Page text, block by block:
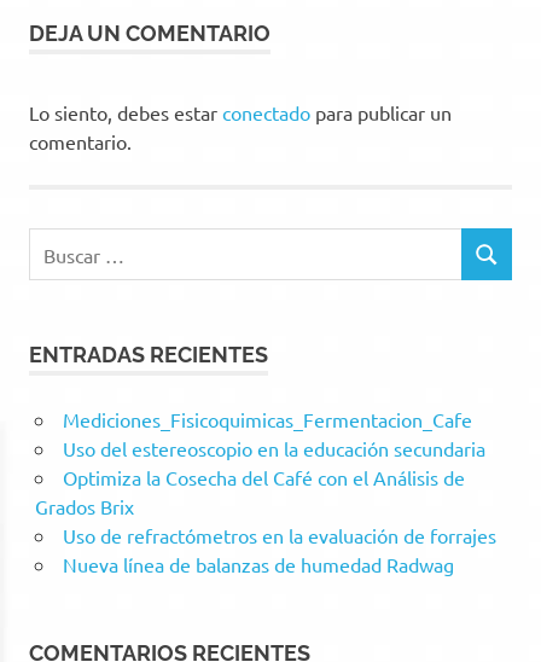
DEJA UN COMENTARIO
Lo siento, debes estar conectado para publicar un
comentario.
BUSCAR
ENTRADAS RECIENTES
Mediciones_Fisicoquimicas_Fermentacion_Cafe
Uso del estereoscopio en la educación secundaria
Optimiza la Cosecha del Café con el Análisis de
Grados Brix
Uso de refractómetros en la evaluación de forrajes
Nueva línea de balanzas de humedad Radwag
COMENTARIOS RECIENTES